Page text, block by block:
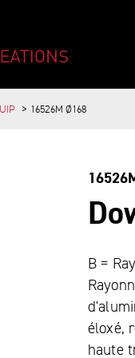
16526M Ø168
B =
éloxé,
haute